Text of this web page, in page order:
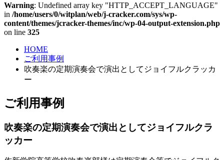
Warning: Undefined array key "HTTP_ACCEPT_LANGUAGE"
in /home/users/0/witplan/web/j-cracker.com/sys/wp-
content/themes/jcracker-themes/inc/wp-04-output-extension.php
on line 325
HOME
ご利用事例
吹奏楽の定期演奏会で演出としてジョイフルクラッカ
ー
ご利用事例
吹奏楽の定期演奏会で演出としてジョイフルクラ
ッカー